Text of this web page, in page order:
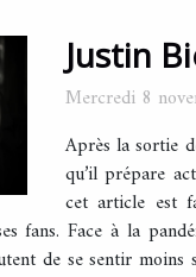
Justin
Mercredi 8
Après la sortie
qu’il prépare
cet article est
fans. Face à la
de se sentir